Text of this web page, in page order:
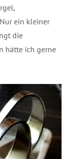
ein kleiner
die
hätte ich gerne